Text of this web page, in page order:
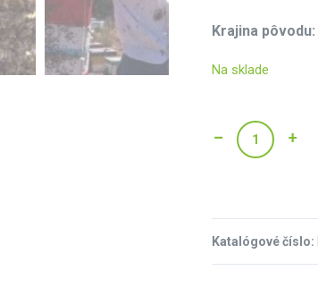
Krajina pôvodu:
Na sklade
Katalógové číslo: